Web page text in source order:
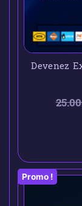
Devenez
Promo !